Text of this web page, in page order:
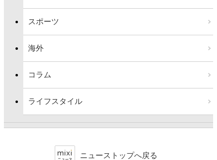
スポーツ
海外
コラム
ライフスタイル
ニューストップへ戻る